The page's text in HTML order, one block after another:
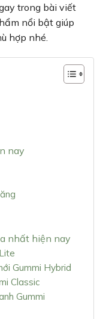
trong bài viết
nổi bật giúp
hợp nhé.
nay
nhất hiện nay
Gummi Hybrid
Classic
Gummi